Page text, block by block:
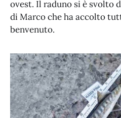
ovest. Il raduno si è svolto
di Marco che ha accolto
benvenuto.